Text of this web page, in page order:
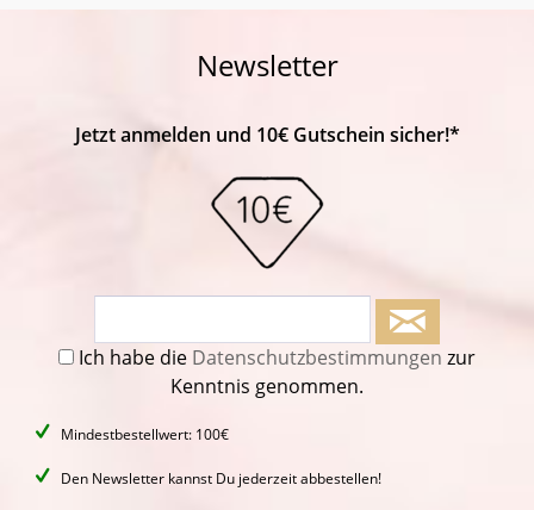
Newsletter
Jetzt anmelden und 10€ Gutschein sicher!*
Ich habe die Datenschutzbestimmungen zur
Kenntnis genommen.
Mindestbestellwert: 100€
Den Newsletter kannst Du jederzeit abbestellen!